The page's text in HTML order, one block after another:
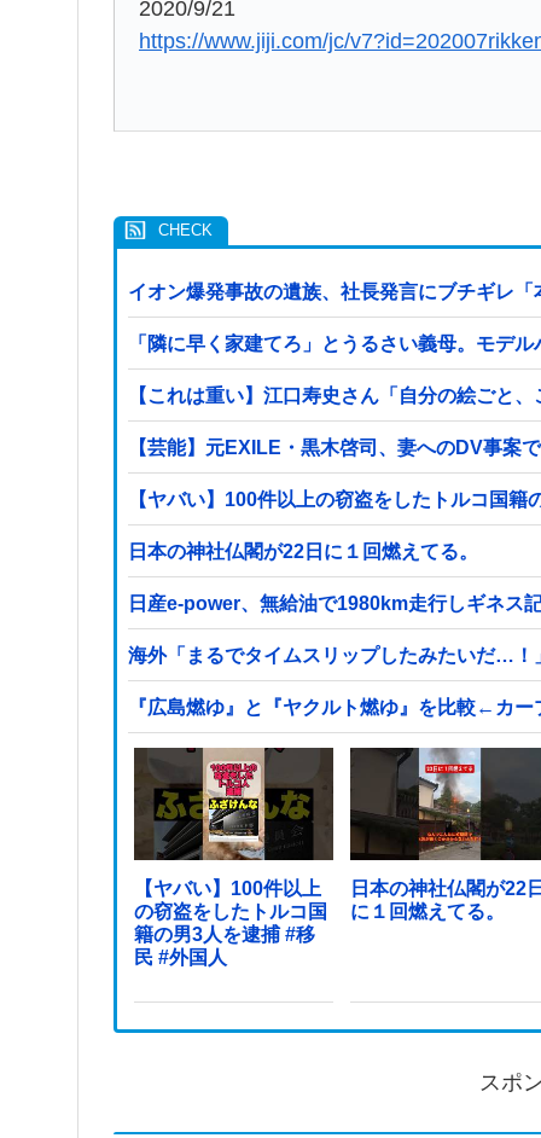
2020/9/21
https://www.jiji.com/jc/
イオン爆発事故の遺族、社長発言にブチギレ
「隣に早く家建てろ」とうるさい義母。モデ
【これは重い】江口寿史さん「自分の絵ごと
【芸能】元EXILE・黒木啓司、妻へのDV事
日本の神社仏閣が22日に１回燃えてる。
日産e-power、無給油で1980km走行しギネス
海外「まるでタイムスリップしたみたいだ…
『広島燃ゆ』と『ヤクルト燃ゆ』を比較←カ
【ヤバい】100件以上
の窃盗をしたトルコ国
籍の男3人を逮捕 #移
民 #外国人
日本の神社仏閣が22
に１回燃えてる。
スポ